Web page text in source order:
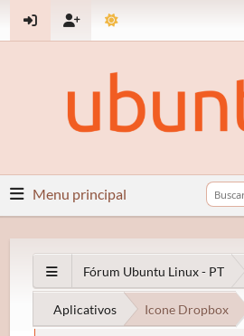
Menu principal
Fórum Ubuntu Linux - PT
Aplicativos Icone Dropbox